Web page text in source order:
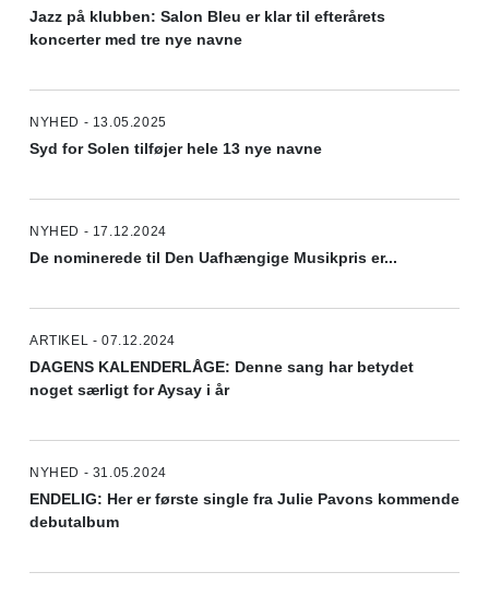
Jazz på klubben: Salon Bleu er klar til efterårets
koncerter med tre nye navne
NYHED - 13.05.2025
Syd for Solen tilføjer hele 13 nye navne
NYHED - 17.12.2024
De nominerede til Den Uafhængige Musikpris er...
ARTIKEL - 07.12.2024
DAGENS KALENDERLÅGE: Denne sang har betydet
noget særligt for Aysay i år
NYHED - 31.05.2024
ENDELIG: Her er første single fra Julie Pavons kommende
debutalbum